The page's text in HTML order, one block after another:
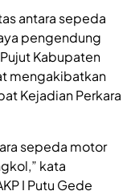
antara sepeda
pengendung
Kabupaten
mengakibatkan
Kejadian Perkara
sepeda motor
kata
I Putu Gede